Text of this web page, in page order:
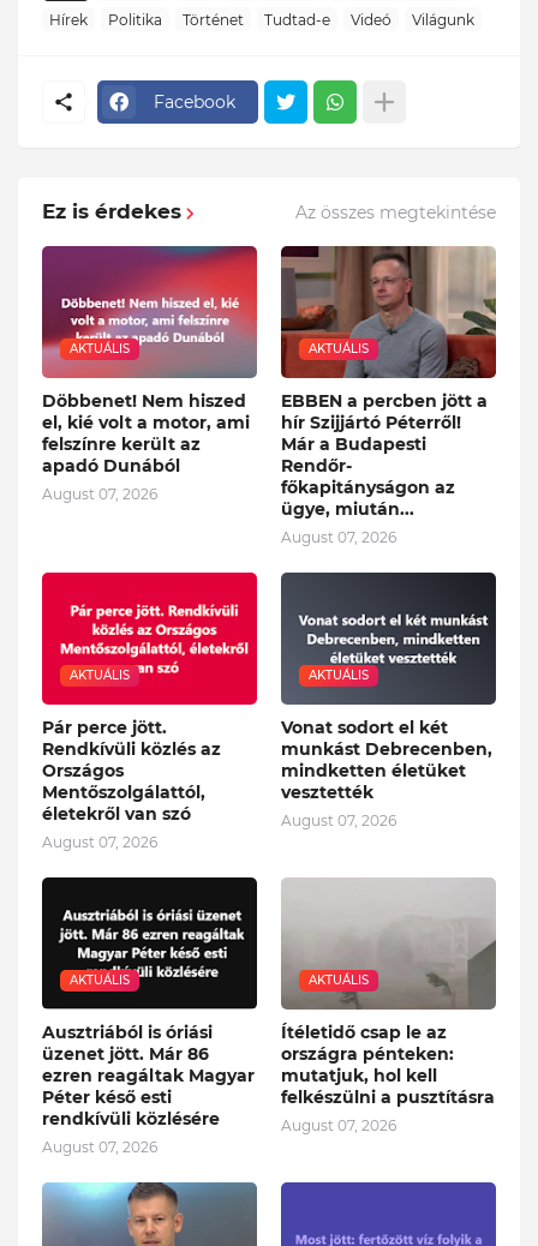
Hírek
Politika Történet Tudtad-e Videó Világunk
Facebook
Ez is érdekes Az összes megtekintése
AKTUÁLIS
Döbbenet! Nem hiszed
el, kié volt a motor, ami
felszínre került az
apadó Dunából
August 07, 2026
AKTUÁLIS
EBBEN a percben jött a
hír Szijjártó Péterről!
Már a Budapesti
Rendőr-
főkapitányságon az
ügye, miután...
August 07, 2026
AKTUÁLIS
Pár perce jött.
Rendkívüli közlés az
Országos
Mentőszolgálattól,
életekről van szó
August 07, 2026
AKTUÁLIS
Vonat sodort el két
munkást Debrecenben,
mindketten életüket
vesztették
August 07, 2026
AKTUÁLIS
Ausztriából is óriási
üzenet jött. Már 86
ezren reagáltak Magyar
Péter késő esti
rendkívüli közlésére
August 07, 2026
AKTUÁLIS
Ítéletidő csap le az
országra pénteken:
mutatjuk, hol kell
felkészülni a pusztításra
August 07, 2026